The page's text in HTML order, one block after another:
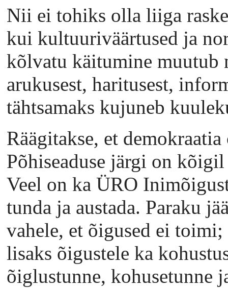
Nii ei tohiks olla liiga
kui kultuuriväärtused ja
kõlvatu käitumine muutub
arukusest, haritusest,
tähtsamaks kujuneb
Räägitakse, et
Põhiseaduse järgi on
Veel on ka ÜRO
tunda ja austada. Paraku
vahele, et õigused ei
lisaks õigustele ka
õiglustunne, kohusetunne